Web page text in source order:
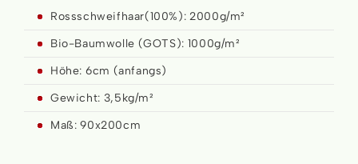
Rossschweifhaar(100%): 2000g/m²
Bio-Baumwolle (GOTS): 1000g/m²
Höhe: 6cm (anfangs)
Gewicht: 3,5kg/m²
Maß: 90x200cm